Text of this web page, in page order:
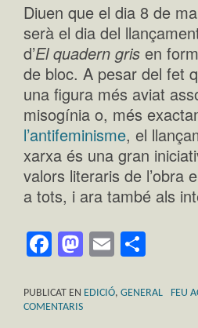
Diuen que el dia 8 de
serà el dia del
d’El quadern gris en
de bloc. A pesar del fet
una figura més aviat
misogínia o, més
l’antifeminisme, el
xarxa és una gran
valors literaris de l’obra
a tots, i ara també als
Facebook
Mastodon
Email
PUBLICAT EN EDICIÓ, GENERAL
FEU
COMENTARIS